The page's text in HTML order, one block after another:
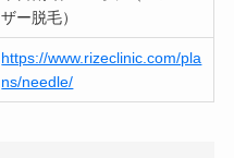
ザー脱毛）
https://www.rizeclinic.com/pla
ns/needle/